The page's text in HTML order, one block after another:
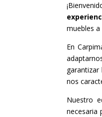
muebles
En
garantizar
nos
Nuestro
necesaria